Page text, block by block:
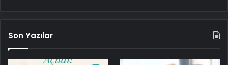
Son Yazılar